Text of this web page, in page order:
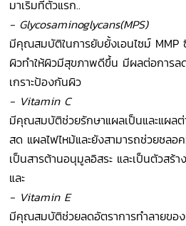
มาเริ่มที่ตัวแรก..
- Glycosaminoglycans(MPS)
มีคุณสมบัติในการยับยั้งเอนไซม์ MMP
ผิวทำให้ผิวมีสุขภาพดีขึ้น มีผลต่อการล
เกราะป้องกันผิว
- Vitamin C
มีคุณสมบัติช่วยรักษาแผลเป็นและแผลต่
สด แผลไฟไหม้และยังสามารถช่วยชลอ
เป็นสารต้านอนุมูลอิสระ และเป็นตัวสร้
และ
- Vitamin E
มีคุณสมบัติช่วยลดอัตราการทำลายขอ